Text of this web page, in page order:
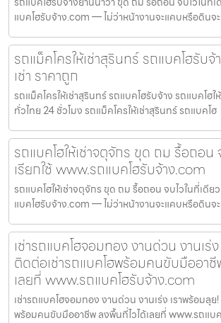
แบคโฮรับจ้าง.com — ไม่ว่าหน้างานจะแคบหรือดินจ
รถแม็คโครให้เช่าสุรินทร์ รถแบคโฮรับจ้
เช่า ราคาถูก
รถแม็คโครให้เช่าสุรินทร์ รถแบคโฮรับจ้าง รถแบคโฮใ
ทั่วไทย 24 ชั่วโมง รถแม็คโครให้เช่าสุรินทร์ รถแบคโฮ
รถแบคโฮให้เช่าจตุจักร ขุด ถม รื้อถอน
เรียกใช้ www.รถแบคโฮรับจ้าง.com
รถแบคโฮให้เช่าจตุจักร ขุด ถม รื้อถอน จบไวในที่เดีย
แบคโฮรับจ้าง.com — ไม่ว่าหน้างานจะแคบหรือดินจ
เช่ารถแบคโฮจอมทอง งานด่วน งานเร่
ติดต่อเช่ารถแบคโฮพร้อมคนขับมืออาชี
เลยที่ www.รถแบคโฮรับจ้าง.com
เช่ารถแบคโฮจอมทอง งานด่วน งานเร่ง เราพร้อมลุ
พร้อมคนขับมืออาชีพ ลงพื้นที่ไวได้เลยที่ www.รถแบ